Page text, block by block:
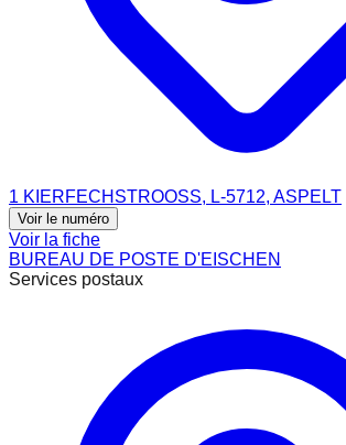
1 KIERFECHSTROOSS, L-5712, ASPELT
Voir le numéro
Voir la fiche
BUREAU DE POSTE D'EISCHEN
Services postaux